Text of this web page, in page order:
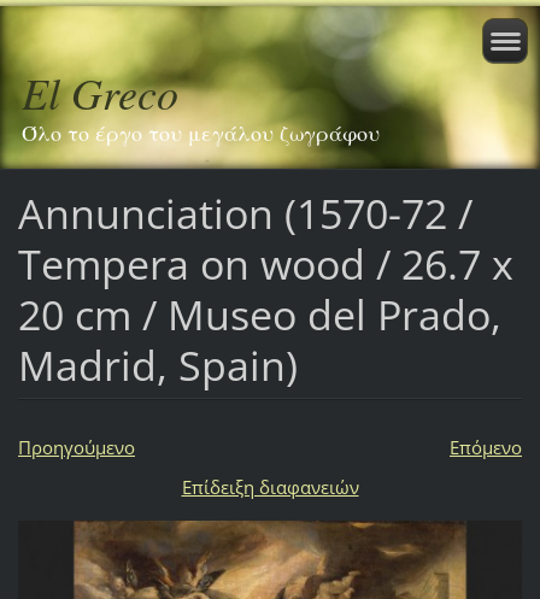
El Greco
Όλο το έργο του μεγάλου ζωγράφου
Annunciation (1570-72 /
Tempera on wood / 26.7 x
20 cm / Museo del Prado,
Madrid, Spain)
Προηγούμενο
Επόμενο
Επίδειξη διαφανειών